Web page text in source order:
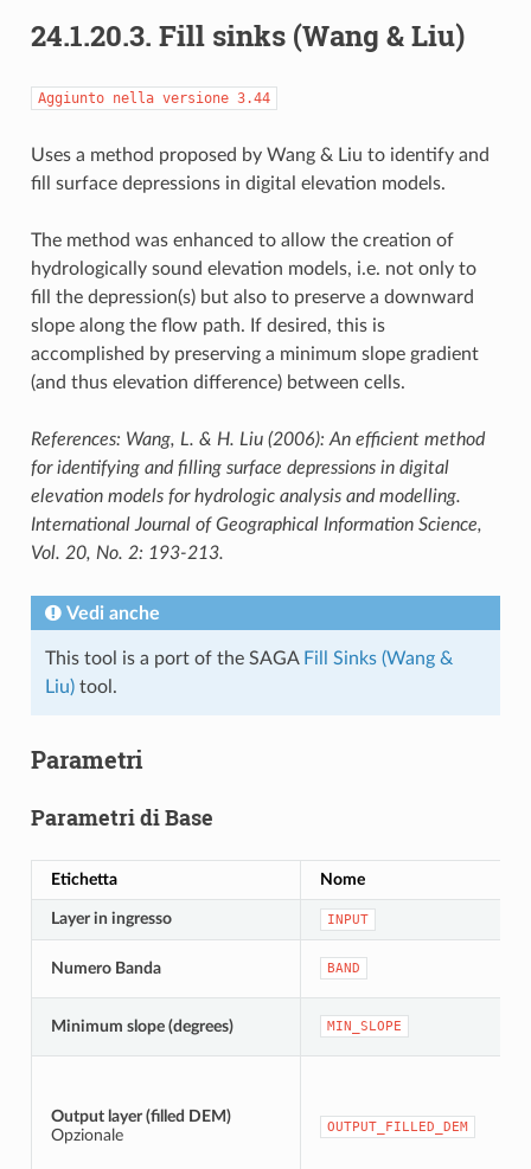
24.1.20.3. Fill sinks (Wang & Liu)
Aggiunto nella versione 3.44
Uses a method proposed by Wang & Liu to identify and
fill surface depressions in digital elevation models.
The method was enhanced to allow the creation of
hydrologically sound elevation models, i.e. not only to
fill the depression(s) but also to preserve a downward
slope along the flow path. If desired, this is
accomplished by preserving a minimum slope gradient
(and thus elevation difference) between cells.
References: Wang, L. & H. Liu (2006): An efficient method
for identifying and filling surface depressions in digital
elevation models for hydrologic analysis and modelling.
International Journal of Geographical Information Science,
Vol. 20, No. 2: 193-213.
Vedi anche
This tool is a port of the SAGA Fill Sinks (Wang &
Liu)tool.
Parametri
Parametri di Base
Etichetta Nome
Layer in ingresso INPUT
Numero Banda BAND
Minimum slope (degrees) MIN_SLOPE
Output layer (filled DEM)
Opzionale
OUTPUT_FILLED_DEM